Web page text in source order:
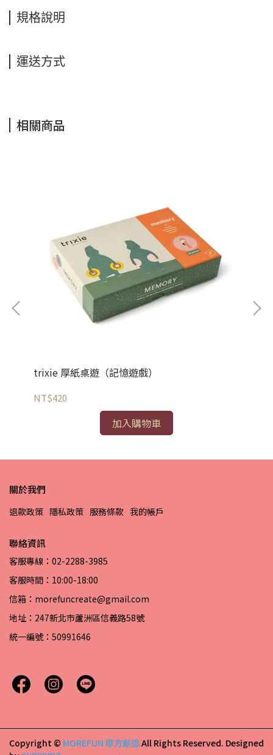
規格說明
運送方式
相關商品
trixie 厚紙桌遊（記憶遊戲）
NT$420
加入購物車
關於我們
退款政策 隱私政策 服務條款 我的帳戶
聯絡資訊
客服專線：02-2288-3985
客服時間：10:00-18:00
信箱：morefuncreate@gmail.com
地址：247新北市蘆洲區信義路58號
統一編號：50991646
Copyright © MOREFUN 摩方創造All Rights Reserved. Designed